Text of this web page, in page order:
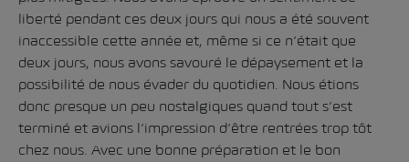
liberté pendant ces deux jours qui nous a été souvent
inaccessible cette année et, même si ce n’était que
deux jours, nous avons savouré le dépaysement et la
possibilité de nous évader du quotidien. Nous étions
donc presque un peu nostalgiques quand tout s’est
terminé et avions l’impression d’être rentrées trop tôt
chez nous. Avec une bonne préparation et le bon